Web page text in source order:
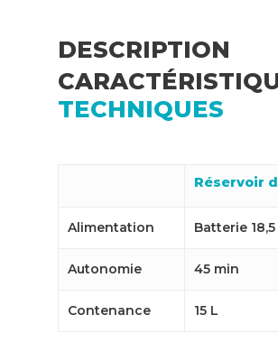
DESCRIPTION
TECHNIQUES
Réservoir
Alimentation Batterie 18,5
Autonomie 45 min
Contenance 15 L